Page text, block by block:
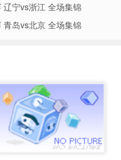
宁vs浙江 全场集锦
岛vs北京 全场集锦